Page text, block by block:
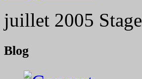
juillet 2005 Stage
Blog